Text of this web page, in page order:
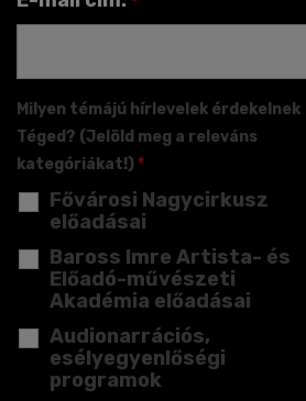
Milyen témájú hírlevelek érdekelnek
Téged? (Jelöld meg a releváns
kategóriákat!) *
Fővárosi Nagycirkusz
előadásai
Baross Imre Artista- és
Előadó-művészeti
Akadémia előadásai
Audionarrációs,
esélyegyenlőségi
programok